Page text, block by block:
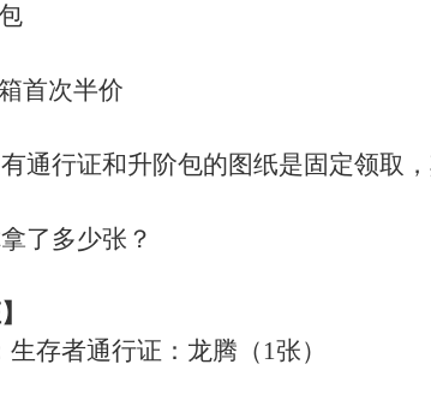
首次半价
通行证和升阶包的图纸是固定领取，
了多少张？
生存者通行证：龙腾（1张）